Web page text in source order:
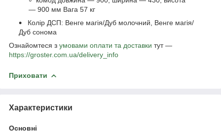
— 900 мм Вага 57 кг
Колір ДСП: Венге магія/Дуб молочний, Венге магія/
Дуб сонома
Ознайомтеся з умовами оплати та доставки тут —
https://groster.com.ua/delivery_info
Приховати
Характеристики
Основні